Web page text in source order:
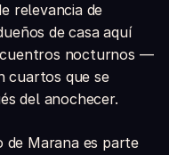
relevancia de
de casa aquí
nocturnos —
cuartos que se
del anochecer.
de Marana es parte